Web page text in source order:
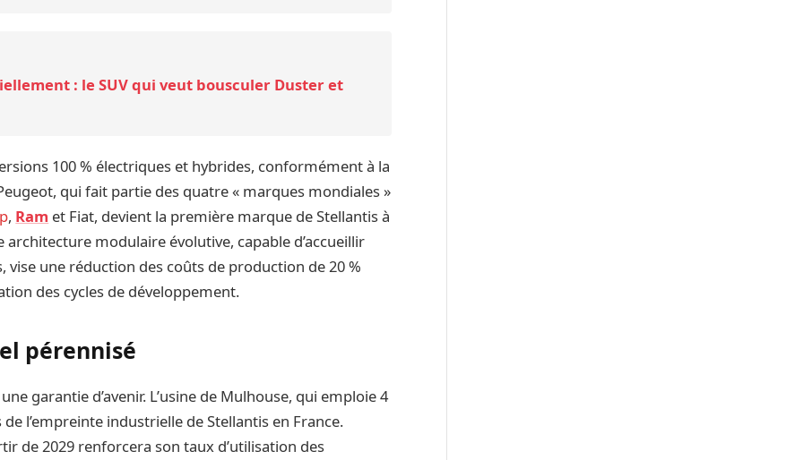
: le SUV qui veut bousculer Duster et
100 % électriques et hybrides, conformément à la
qui fait partie des quatre « marques mondiales »
, Ram et Fiat, devient la première marque de Stellantis à
modulaire évolutive, capable d’accueillir
une réduction des coûts de production de 20 %
des cycles de développement.
pérennisé
garantie d’avenir. L’usine de Mulhouse, qui emploie 4
l’empreinte industrielle de Stellantis en France.
de 2029 renforcera son taux d’utilisation des